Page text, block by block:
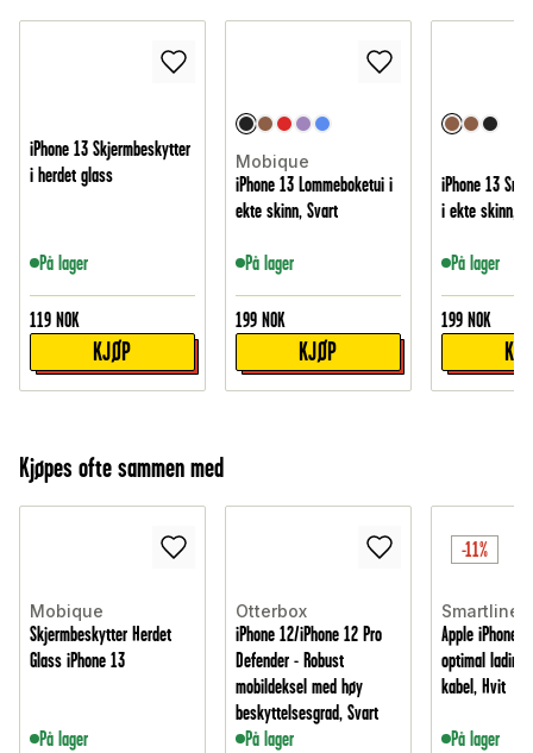
iPhone 13 Skjermbeskytter
i herdet glass
På lager
119 NOK
KJØP
Mobique
iPhone 13 Lommeboketui i
ekte skinn, Svart
På lager
199 NOK
KJØP
iPhone 13
i ekte skinn,
På lager
199 NOK
Kjøpes ofte sammen med
Mobique
Skjermbeskytter Herdet
Glass iPhone 13
På lager
Otterbox
iPhone 12/iPhone 12 Pro
Defender - Robust
mobildeksel med høy
beskyttelsesgrad, Svart
På lager
-11%
Smartline
Apple iPhone
optimal lading
kabel, Hvit
På lager